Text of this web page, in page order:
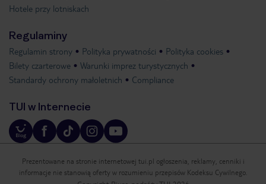
Hotele przy lotniskach
Regulaminy
Regulamin strony Polityka prywatności
Polityka cookies
Bilety czarterowe
Warunki imprez turystycznych
Standardy ochrony małoletnich
Compliance
TUI w Internecie
Prezentowane na stronie internetowej tui.pl ogłoszenia, reklamy, cenniki i
informacje nie stanowią oferty w rozumieniu przepisów Kodeksu Cywilnego.